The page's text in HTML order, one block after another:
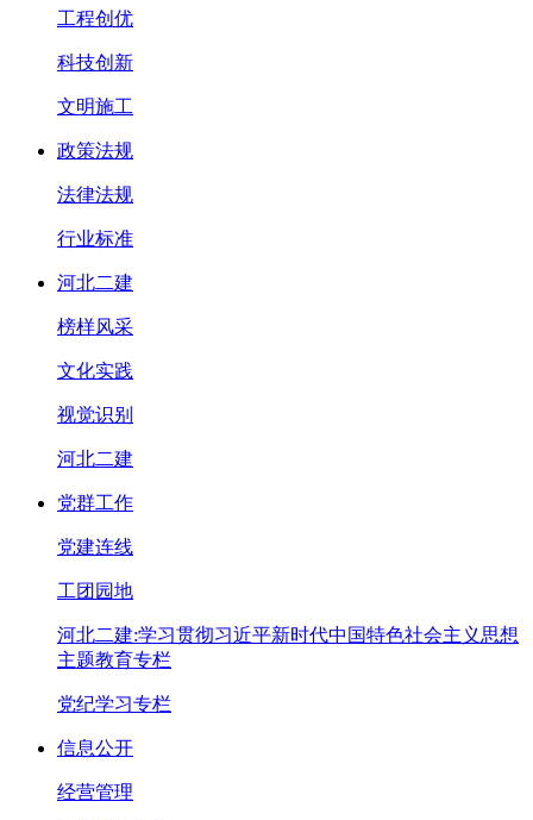
工程创优
科技创新
文明施工
政策法规
法律法规
行业标准
河北二建
榜样风采
文化实践
视觉识别
河北二建
党群工作
党建连线
工团园地
河北二建:学习贯彻习近平新时代中国特色社会主义思想
主题教育专栏
党纪学习专栏
信息公开
经营管理